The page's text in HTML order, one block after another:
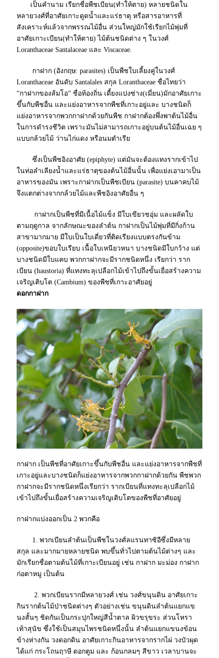
เป็นคำนาม เรียกชื่อพืชเบียน(ทำให้ตาย) หลายชนิดใน
หลายวงศ์ที่อาศัยเกาะดูดน้ำและแร่ธาตุ หรือสารอาหารที่
สังเคราะห์แล้วจากพรรณไม้อื่น ส่วนใหญ่มักใช้เรียกไม้พุ่มที่
อาศัยเกาะเบียน(ทำให้ตาย) ไม้ต้นชนิดต่าง ๆ ในวงศ์
Loranthaceae Santalaceae และ Viscaceae.
กาฝาก (อังกฤษ: parasites) เป็นพืชใบเลี้ยงคู่ในวงศ์
Loranthaceae อันดับ Santalales สกุล Loranthaceae ชื่อไทยว่า
“กาฝากของส้มโอ” ชื่อท้องถิ่น เดี้ยงแปงซ่าง(เมี่ยน)มักอาศัยเกาะ
ขึ้นกับพืชอื่น และแย่งอาหารจากพืชที่เกาะอยู่และ บางชนิดก็
แย่งอาหารจากพวกกาฝากด้วยกันพืช กาฝากต้องพึ่งพาต้นไม้อื่น
ในการดำรงชีวิต เพราะมันไม่สามารถเกาะอยู่บนต้นไม้อื่นเฉย ๆ
แบบกล้วยไม้ ว่านไก่แดง หรือนมตำเรีย
ซึ่งเป็นพืชอิงอาศัย (epiphyte) แต่มันจะต้องแทงรากเข้าไป
ในท่อลำเลียงน้ำและแร่ธาตุของต้นไม้อื่นนั้น เพื่อแย่งเอามาเป็น
อาหารของมัน เพราะกาฝากเป็นพืชเบียน (parasite) บนคาคบไม้
จึงแตกต่างจากกล้วยไม้และพืชอิงอาศัยอื่น ๆ
กาฝากเป็นพืชที่มีเนื้อไม้แข็ง มีใบเขียวชอุ่ม และผลัดใบ
ตามฤดูกาล จากลักษณะของลำต้น กาฝากเป็นไม้พุ่มที่มีกิ่งก้าน
สาขามากมาย มีใบเป็นใบเดี่ยวที่ติดเรียงแบบตรงกันข้าม
(opposite)ขอบใบเรียบ เนื้อใบเหนียวหนา บางชนิดมีใบกว้าง แต่
บางชนิดมีใบแคบ พวกกาฝากจะมีรากชนิดหนึ่ง เรียกว่า ราก
เบียน (haustoria) ที่แทงทะลุเปลือกไม้เข้าไปถึงขั้นเยื่อสร้างความ
เจริญเติบโต (Cambium) ของพืชที่เกาะอาศัยอยู่
ดอกกาฝาก
กาฝาก เป็นพืชที่อาศัยเกาะขึ้นกับพืชอื่น และแย่งอาหารจากพืชที่
เกาะอยู่และบางชนิดก็แย่งอาหารจากพวกกาฝากด้วยกัน พืชพวก
กาฝากจะมีรากชนิดหนึ่งเรียกว่า รากเบียนที่แทงทะลุเปลือกไม้
เข้าไปถึงขั้นเยื่อสร้างความเจริญเติบโตของพืชที่อาศัยอยู่
กาฝากแบ่งออกเป็น 2 พวกคือ
1. พวกเบียนลำต้นเป็นพืชในวงศ์ลแรนทาซิอีซึ่งมีหลาย
สกุล และมากมายหลายชนิด พบขึ้นทั่วไปตามต้นไม้ต่างๆ และ
มักเรียกชื่อตามต้นไม้ที่เกาะเบียนอยู่ เช่น กาฝาก มะม่อง กาฝาก
ก่อตาหมู เป็นต้น
2. พวกเบียนรากมีหลายวงศ์ เช่น วงศ์ขนุนดิน อาศัยเกาะ
กินรากต้นไม้ป่าชนิดต่างๆ ตัวอย่างเช่น ขนุนดินลําต้นแยกแข
นงสั้นๆ ชิดกันเป็นกระปุกใหญ่สีน้ำตาล ผิวขรุขระ ส่วนโหรา
เท้าสุนัข ซึ่งใช้เป็นสมุนไพรชนิดหนึ่งนั้น ลำต้นแยกแขนงข้อน
ข้างห่างกัน วงดอกดิน อาศัยเกาะกินอาหารจากรากไผ่ วงบัวผุด
ได้แก่ กระโถนฤาษี ดอกตูม และ ก้อนกลมๆ สีขาว เวลาบานจะ